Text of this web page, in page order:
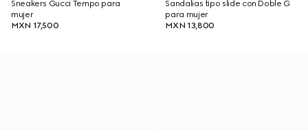
Sneakers Gucci Tempo para
mujer
MXN 17,500
Sandalias tipo slide con Doble G
para mujer
MXN 13,800